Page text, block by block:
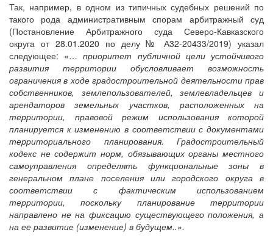
Так, например, в одном из типичных судебных решений по
такого рода административным спорам арбитражный суд
(Постановление Арбитражного суда Северо-Кавказского
округа от 28.01.2020 по делу № А32-20433/2019) указал
следующее: «…приоритет публичной цели устойчивого
развития территории обусловливает возможность
ограничения в ходе градостроительной деятельности прав
собственников, землепользователей, землевладельцев и
арендаторов земельных участков, расположенных на
территории, правовой режим использования которой
планируется к изменению в соответствии с документами
территориального планирования. Градостроительный
кодекс не содержит норм, обязывающих органы местного
самоуправления определять функциональные зоны в
генеральном плане поселения или городского округа в
соответствии с фактическим использованием
территории, поскольку планирование территории
направлено не на фиксацию существующего положения, а
на ее развитие (изменение) в будущем..».